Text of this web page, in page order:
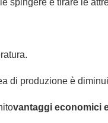
spingere e tirare le
di produzione è
vantaggi economici